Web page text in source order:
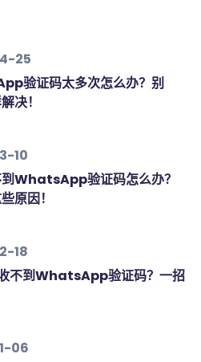
25
验证码太多次怎么办？别
决！
10
WhatsApp验证码怎么办？
原因！
18
不到WhatsApp验证码？一招
06